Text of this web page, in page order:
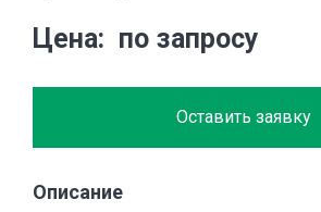
Цена по запросу
Оставить заявку
Описание